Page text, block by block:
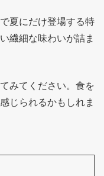
夏にだけ登場する特
繊細な味わいが詰ま
みてください。食を
じられるかもしれま